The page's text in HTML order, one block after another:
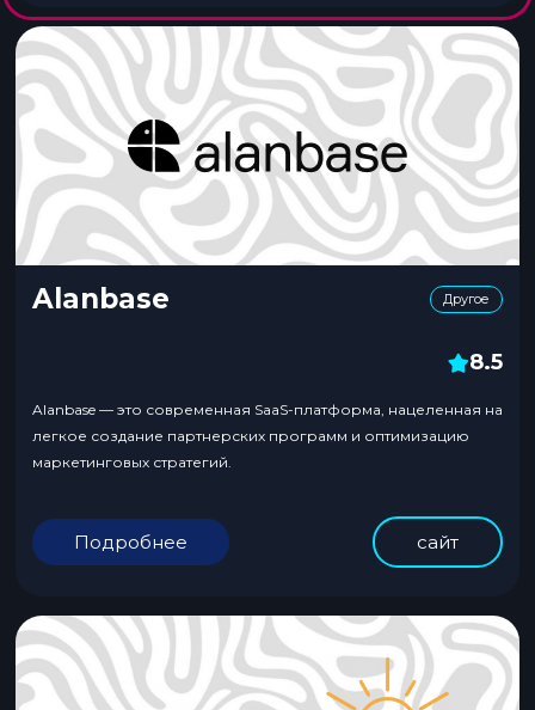
Alanbase Другое
8.5
Alanbase — это современная SaaS-платформа, нацеленная на
легкое создание партнерских программ и оптимизацию
маркетинговых стратегий.
Подробнее сайт